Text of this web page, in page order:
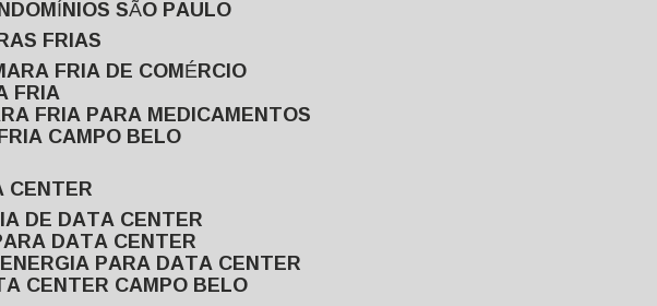
SÃO PAULO
FRIAS
FRIA DE COMÉRCIO
FRIA
FRIA PARA MEDICAMENTOS
CAMPO BELO
CENTER
DE DATA CENTER
DATA CENTER
ENERGIA PARA DATA CENTER
CENTER CAMPO BELO